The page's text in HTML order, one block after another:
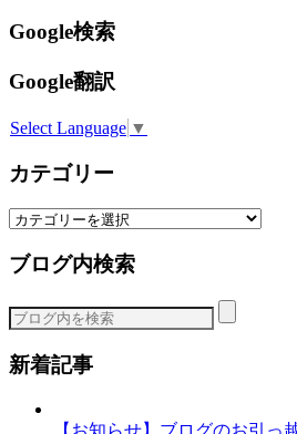
Google検索
Google翻訳
Select Language ▼
カテゴリー
カ
ゴ
ー
ブログ内検索
新着記事